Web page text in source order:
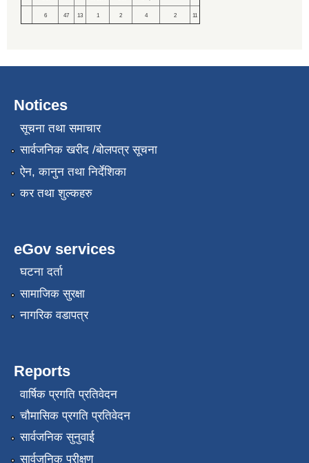
6 47 13 1 2 4 2 11
Notices
सूचना तथा समाचार
सार्वजनिक खरीद /बोलपत्र सूचना
ऐन, कानुन तथा निर्देशिका
कर तथा शुल्कहरु
eGov services
घटना दर्ता
सामाजिक सुरक्षा
नागरिक वडापत्र
Reports
वार्षिक प्रगति प्रतिवेदन
चौमासिक प्रगति प्रतिवेदन
सार्वजनिक सुनुवाई
सार्वजनिक परीक्षण